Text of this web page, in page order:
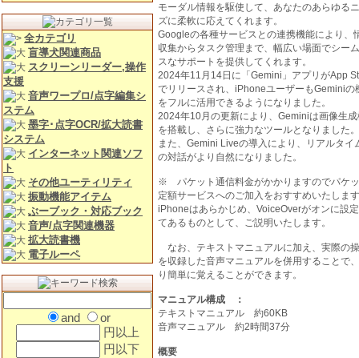
全カテゴリ
盲導犬関連商品
スクリーンリーダー,操作
支援
音声ワープロ/点字編集シ
ステム
墨字･点字OCR/拡大読書
システム
インターネット関連ソフ
ト
その他ユーティリティ
振動機能アイテム
ぶーブック・対応ブック
音声/点字関連機器
拡大読書機
電子ルーペ
and
or
円以上
円以下
モーダル情報を駆使して、あなたのあらゆる
ズに柔軟に応えてくれます。
Googleの各種サービスとの連携機能により、
収集からタスク管理まで、幅広い場面でシー
スなサポートを提供してくれます。
2024年11月14日に「Gemini」アプリがApp
でリリースされ、iPhoneユーザーもGeminiの
をフルに活用できるようになりました。
2024年10月の更新により、Geminiは画像生
を搭載し、さらに強力なツールとなりました。
また、Gemini Liveの導入により、リアルタイ
の対話がより自然になりました。
※ パケット通信料金がかかりますのでパケ
定額サービスへのご加入をおすすめいたしま
iPhoneはあらかじめ、VoiceOverがオンに設
てあるものとして、ご説明いたします。
なお、テキストマニュアルに加え、実際の
を収録した音声マニュアルを併用することで
り簡単に覚えることができます。
マニュアル構成 ：
テキストマニュアル 約60KB
音声マニュアル 約2時間37分
概要